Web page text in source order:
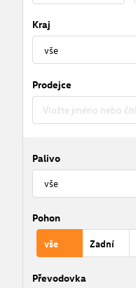
Kraj
Prodejce
Palivo
Pohon
vše Zadní
Převodovka